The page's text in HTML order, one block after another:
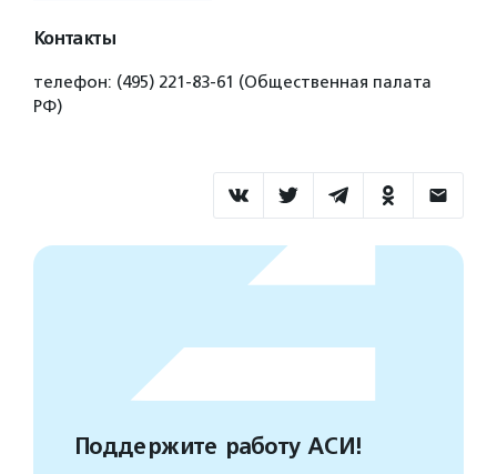
Контакты
телефон: (495) 221-83-61 (Общественная палата
РФ)
Поддержите работу АСИ!